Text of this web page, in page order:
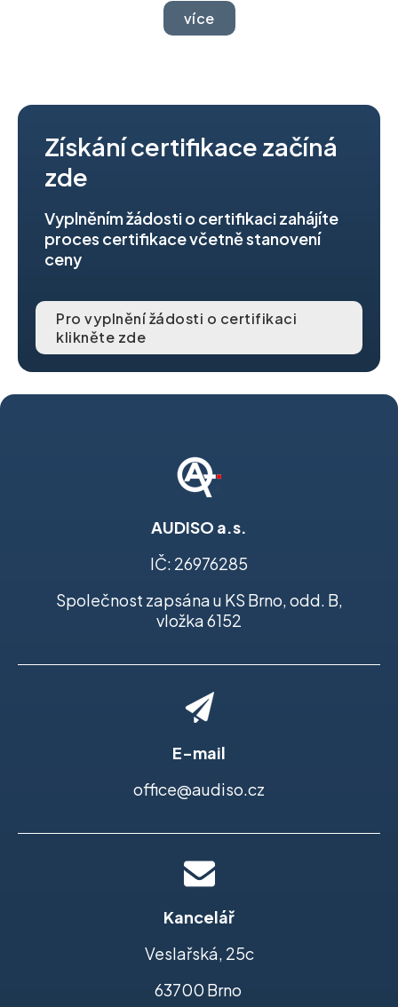
více
Získání certifikace začíná
zde
Vyplněním žádosti o certifikaci zahájíte
proces certifikace včetně stanovení
ceny
Pro vyplnění žádosti o certifikaci
klikněte zde
AUDISO a.s.
IČ: 26976285
Společnost zapsána u KS Brno, odd. B,
vložka 6152
E-mail
office@audiso.cz
Kancelář
Veslařská, 25c
63700 Brno